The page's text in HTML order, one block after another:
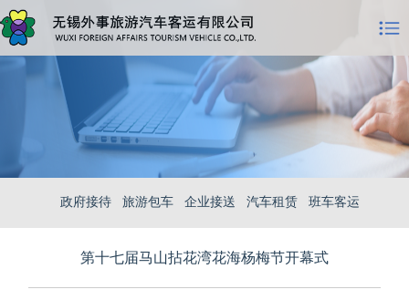
政府接待 旅游包车 企业接送 汽车租赁 班车客运
第十七届马山拈花湾花海杨梅节开幕式